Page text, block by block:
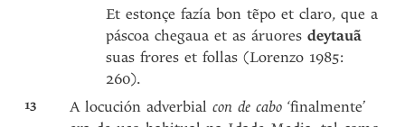
Et estonçe fazía bon tẽpo et claro, que a
páscoa chegaua et as áruoresdeytauã
suas frores et follas (Lorenzo 1985:
260).
13 A locución adverbialcon de cabo ‘finalmente’